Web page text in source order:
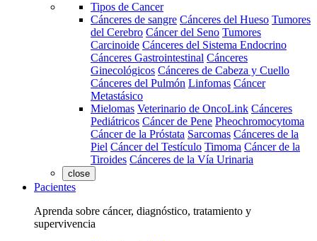
Tipos de Cancer
Cánceres de sangre Cánceres del Hueso Tumores
del Cerebro Cáncer del Seno Tumores
Carcinoide Cánceres del Sistema Endocrino
Cánceres Gastrointestinal Cánceres
Ginecológicos Cánceres de Cabeza y Cuello
Cánceres del Pulmón Linfomas Cáncer
Metastásico
Mielomas Veterinario de OncoLink Cánceres
Pediátricos Cáncer de Pene Pheochromocytoma
Cáncer de la Próstata Sarcomas Cánceres de la
Piel Cáncer del Testículo Timoma Cáncer de la
Tiroides Cánceres de la Vía Urinaria
close
Pacientes
Aprenda sobre cáncer, diagnóstico, tratamiento y
supervivencia